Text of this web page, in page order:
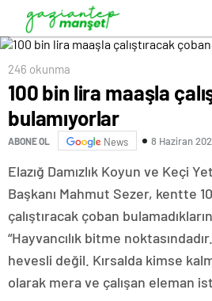
246 okunma
100 bin lira maaşla
bulamıyorlar
ABONE OL News 8 Haziran
Elazığ Damızlık Koyun ve Keçi
Başkanı Mahmut Sezer, kentte
çalıştıracak çoban
“Hayvancılık bitme
hevesli değil. Kırsalda kimse
olarak mera ve çalışan eleman